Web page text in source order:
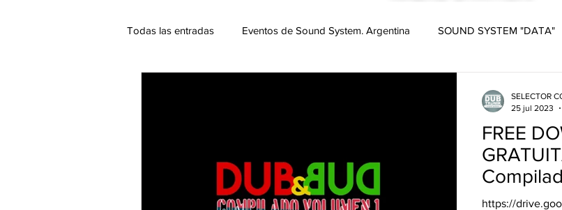
Todas las entradas Eventos de Sound System. Argentina SOUND SYSTEM "DATA"
FREE
https://
SELECTOR
25 jul 2023